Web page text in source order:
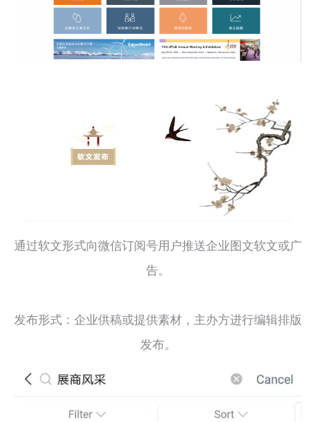
通过软文形式向微信订阅号用户推送企业图文软文或广
告。
发布形式：企业供稿或提供素材，主办方进行编辑排版
发布。